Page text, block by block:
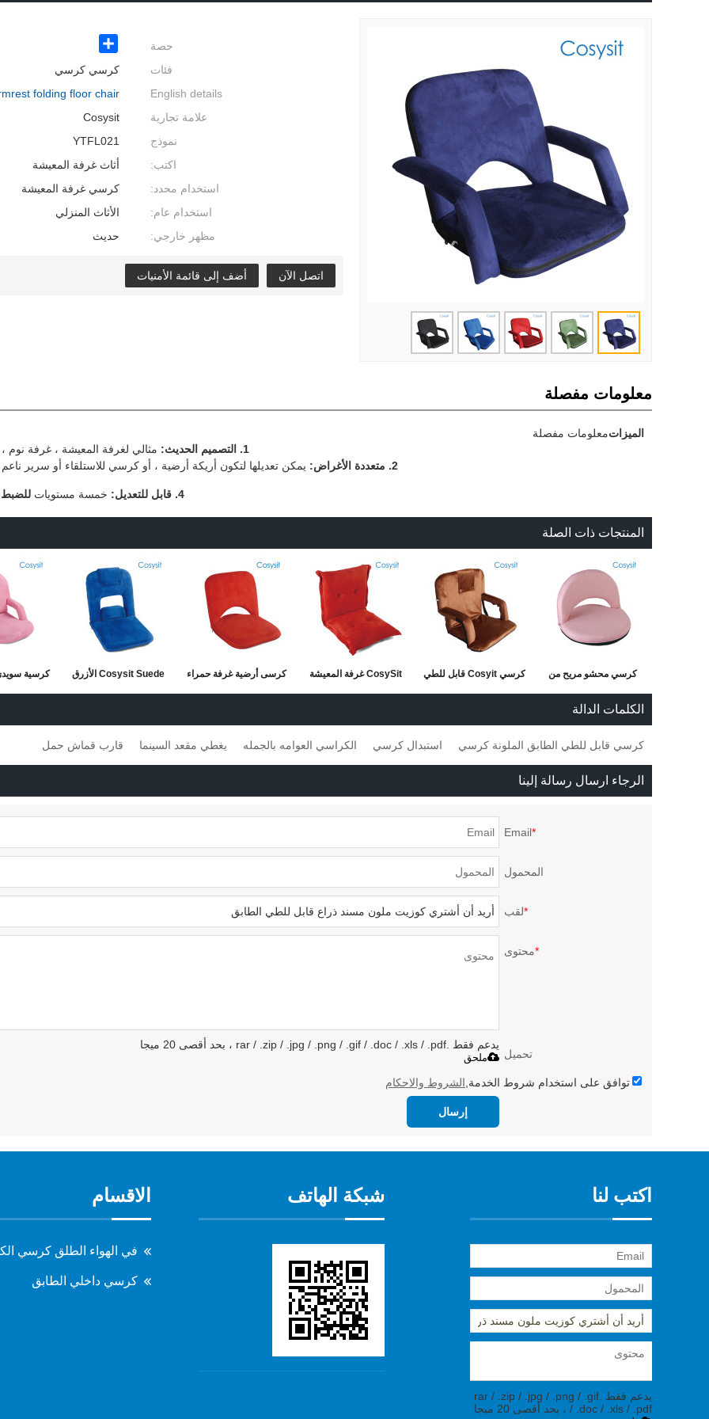
حصة
Share
فئات
كرسي كرسي
English details
folding floor chair
علامة تجارية
Cosysit
نموذج
YTFL021
اكتب:
أثاث غرفة المعيشة
استخدام محدد:
كرسي غرفة المعيشة
استخدام عام:
الأثاث المنزلي
مظهر خارجي:
حديث
اتصل الآن أضف إلى قائمة الأمنيات
معلومات مفصلة
الميزاتمعلومات مفصلة
1.
التصميم الحديث: مثالي لغرفة المعيشة ، غرفة
2. متعددة الأغراض: يمكن تعديلها لتكون أريكة أرضية ، أو كرسي للاستلقاء أو سرير
4. قابل للتعديل: خمسة مستويات للضبط
المنتجات ذات الصلة
كرسي محشو مريح من كرسي Cosyit قابل للطي CosySit غرفة المعيشة
الديكور
كرسى أرضية غرفة حمراء Cosysit Suede الأزرق كرسية
الكلمات الدالة
كرسي قابل للطي الطابق الملونة كرسي استبدال كرسي الكراسي العوامه بالجمله يغطي مقعد السينما قارب قماش حمل
الرجاء ارسال رسالة إلينا
*
Email
المحمول
*لقب
*محتوى
تحميل
يدعم فقط .rar / .zip / .jpg / .png / .gif / .doc / .xls / .pdf ، بحد أقصى 20 ميجا
ملحق
توافق على استخدام شروط الخدمة, الشروط والاحكام
إرسال
اكتب لنا
يدعم فقط .rar / .zip / .jpg / .png / .gif
/ .doc / .xls / .pdf ، بحد أقصى 20 ميجا
شبكة الهاتف الاقسام
في الهواء الطلق كرسي
كرسي داخلي الطابق